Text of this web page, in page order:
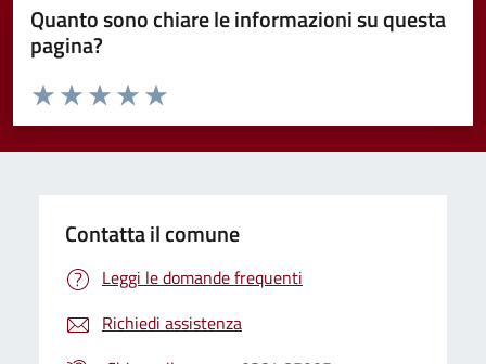
Quanto sono chiare le informazioni su questa
pagina?
Valuta da 1 a 5 stelle la pagina
Valuta 5 stelle su 5
Valuta 4 stelle su 5
Valuta 3 stelle su 5
Valuta 2 stelle su 5
Valuta 1 stelle su 5
Contatta il comune
Leggi le domande frequenti
Richiedi assistenza